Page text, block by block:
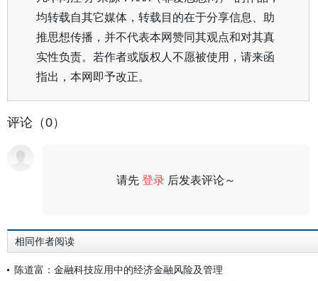
均转载自其它媒体，转载目的在于分享信息、助
推思想传播，并不代表本网赞同其观点和对其真
实性负责。若作者或版权人不愿被使用，请来函
指出，本网即予改正。
评论（0）
请先登录 后发表评论～
相同作者阅读
陈道富：金融科技应用中的经济金融风险及管理